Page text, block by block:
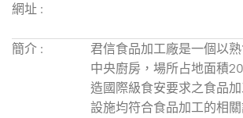
網址 :
簡介 :
君信食品加工廠是一個以
中央廚房，場所占地面積
造國際級食安要求之食品
設施均符合食品加工的相